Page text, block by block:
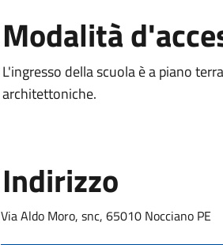
Modalità
L'ingresso della scuola è a piano
architettoniche.
Indirizzo
Via Aldo Moro, snc, 65010 Nocciano PE